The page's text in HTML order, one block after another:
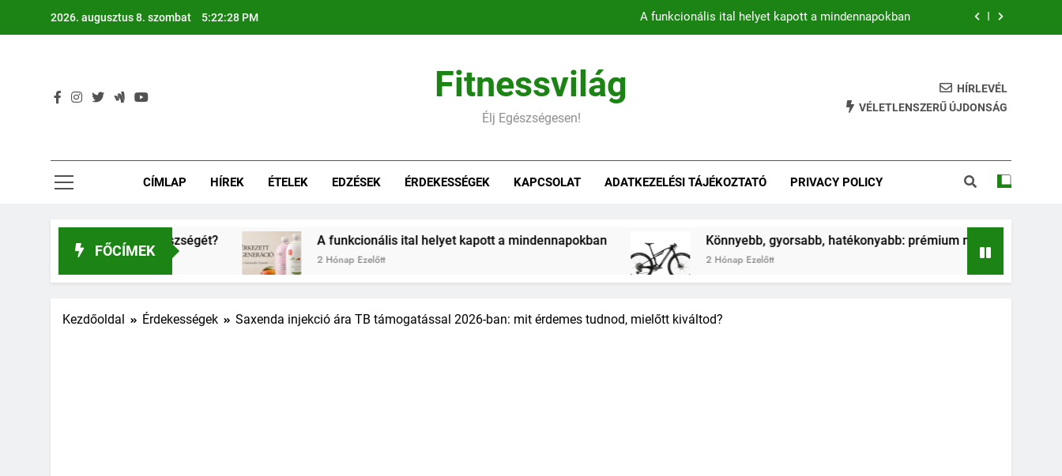
2026. augusztus 8. szombat 5:22:29 PM A funkcionális ital helyet kapott a mindennapokban
Belső comb edzés otthon – 5 hatékony gyakorlat feszesebb lábakért
Könnyebb, gyorsabb, hatékonyabb: prémium mountain bike-ok 2026-ban
Fitnessvilág
Élj Egészségesen!
HÍRLEVÉL
VÉLETLENSZERŰ ÚJDONSÁG
CÍMLAP HÍREK ÉTELEK EDZÉSEK ÉRDEKESSÉGEK KAPCSOLAT ADATKEZELÉSI TÁJÉKOZTATÓ PRIVACY POLICY
FŐCÍMEK
a gyerkőcök egészségét? A funkcionális ital helyet kapott a mindennapokban
2 Hónap Ezelőtt
Könnyebb, gyorsabb, hatékonyabb: prémium mountain bike-ok 2026-ban
2 Hónap Ezelőtt
Kezdőoldal Érdekességek Saxenda injekció ára TB támogatással 2026-ban: mit érdemes tudnod, mielőtt kiváltod?